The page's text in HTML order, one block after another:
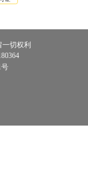
切权利
号